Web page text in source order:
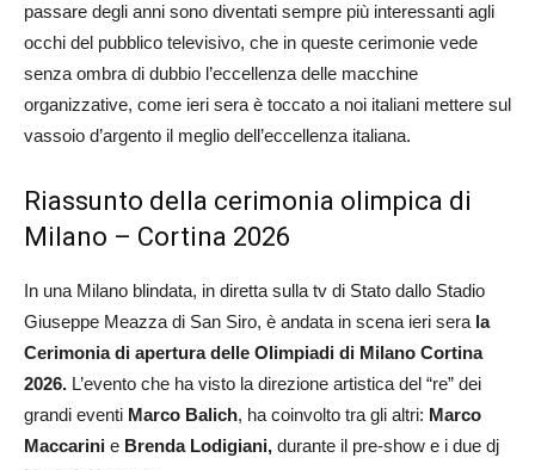
passare degli anni sono diventati sempre più interessanti agli
occhi del pubblico televisivo, che in queste cerimonie vede
senza ombra di dubbio l’eccellenza delle macchine
organizzative, come ieri sera è toccato a noi italiani mettere sul
vassoio d’argento il meglio dell’eccellenza italiana.
Riassunto della cerimonia olimpica di
Milano – Cortina 2026
In una Milano blindata, in diretta sulla tv di Stato dallo Stadio
Giuseppe Meazza di San Siro, è andata in scena ieri sera la
Cerimonia di apertura delle Olimpiadi di Milano Cortina
2026. L’evento che ha visto la direzione artistica del “re” dei
grandi eventi Marco Balich, ha coinvolto tra gli altri: Marco
Maccarini e Brenda Lodigiani, durante il pre-show e i due dj